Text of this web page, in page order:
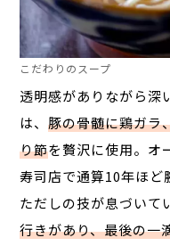
こだわりのスープ
透明感がありながら深
は、豚の骨髄に鶏ガラ
り節を贅沢に使用。オ
寿司店で通算10年ほど
ただしの技が息づいて
行きがあり、最後の一